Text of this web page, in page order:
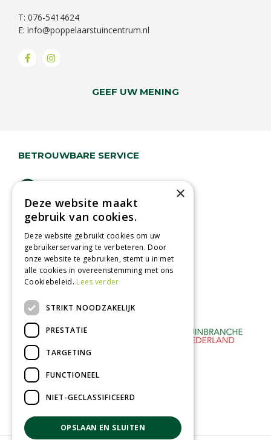
T: 076-5414624
E: info@poppelaarstuincentrum.nl
GEEF UW MENING
BETROUWBARE SERVICE
Lage verzendkosten
Vandaag besteld
binnen 2 dagen ophalen!
Afhalen in tuincentrum
Betaal veilig
met iDeal - Wero
×
Deze website maakt
gebruik van cookies.
Deze website gebruikt cookies om uw
gebruikerservaring te verbeteren. Door
onze website te gebruiken, stemt u in met
alle cookies in overeenstemming met ons
Cookiebeleid. Lees verder
STRIKT NOODZAKELIJK
PRESTATIE
TARGETING
FUNCTIONEEL
NIET-GECLASSIFICEERD
OPSLAAN EN SLUITEN